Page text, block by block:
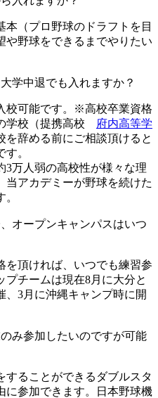
本（プロ野球のドラフトを目
や野球をできるまでやりたい
学中退でも入れますか？
校可能です。※高校卒業資格
学校（提携高校
府内高等学
を辞める前にご相談頂けると
。
3万人弱の高校性が様々な理
当アカデミーが野球を続けた
オープンキャンパスはいつ
を頂ければ、いつでも練習参
プチームは現在8月に大分と
、3月に沖縄キャンプ時に開
み参加したいのですが可能
することができるダブルスタ
に参加できます。日本野球機